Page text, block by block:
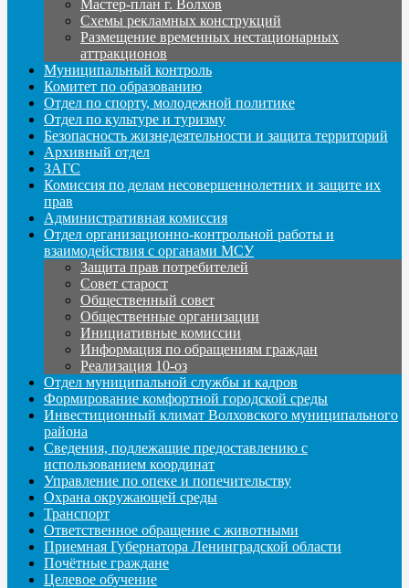
Мастер-план г. Волхов
Схемы рекламных конструкций
Размещение временных нестационарных
аттракционов
Муниципальный контроль
Комитет по образованию
Отдел по спорту, молодежной политике
Отдел по культуре и туризму
Безопасность жизнедеятельности и защита территорий
Архивный отдел
ЗАГС
Комиссия по делам несовершеннолетних и защите их
прав
Административная комиссия
Отдел организационно-контрольной работы и
взаимодействия с органами МСУ
Защита прав потребителей
Совет старост
Общественный совет
Общественные организации
Инициативные комиссии
Информация по обращениям граждан
Реализация 10-оз
Отдел муниципальной службы и кадров
Формирование комфортной городской среды
Инвестиционный климат Волховского муниципального
района
Сведения, подлежащие предоставлению с
использованием координат
Управление по опеке и попечительству
Охрана окружающей среды
Транспорт
Ответственное обращение с животными
Приемная Губернатора Ленинградской области
Почётные граждане
Целевое обучение